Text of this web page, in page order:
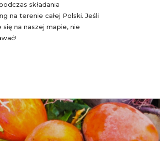
składania
na terenie całej Polski. Jeśli
na naszej mapie, nie